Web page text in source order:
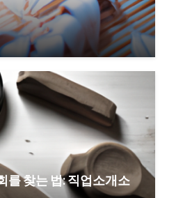
를 찾는 법: 직업소개소